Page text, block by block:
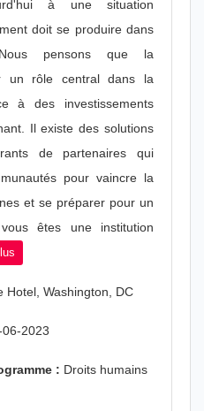
à une situation
doit se produire dans
pensons que la
un rôle central dans la
à des investissements
Il existe des solutions
de partenaires qui
pour vaincre la
et se préparer pour un
êtes une institution
Hotel, Washington, DC
2023
: Droits humains